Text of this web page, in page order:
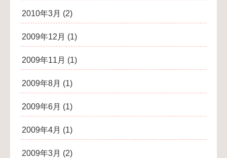
2010年3月 (2)
2009年12月 (1)
2009年11月 (1)
2009年8月 (1)
2009年6月 (1)
2009年4月 (1)
2009年3月 (2)